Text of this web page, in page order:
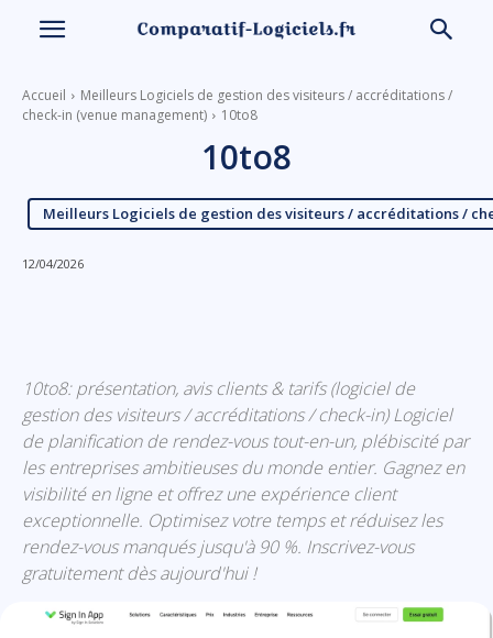
Accueil
Meilleurs Logiciels de gestion des visiteurs / accréditations /
check-in (venue management)
10to8
10to8
Meilleurs Logiciels de gestion des visiteurs / accréditations /
12/04/2026
10to8: présentation, avis clients & tarifs (logiciel de
gestion des visiteurs / accréditations / check-in) Logiciel
de planification de rendez-vous tout-en-un, plébiscité par
les entreprises ambitieuses du monde entier. Gagnez en
visibilité en ligne et offrez une expérience client
exceptionnelle. Optimisez votre temps et réduisez les
rendez-vous manqués jusqu'à 90 %. Inscrivez-vous
gratuitement dès aujourd'hui !